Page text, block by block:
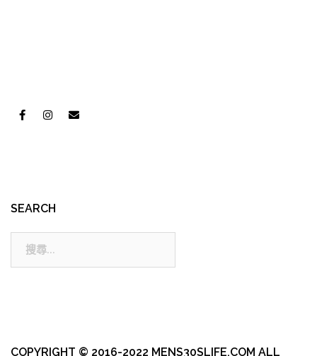
SEARCH
COPYRIGHT © 2016-2022 MENS30SLIFE.COM ALL